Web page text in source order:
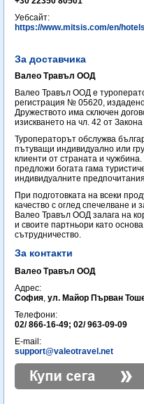
Уебсайт:
https://www.mitsis.com/en/
За доставчика
Валео Травъл ООД
Валео Травъл ООД е
регистрация № 05620,
Дружеството има сключен
изискването на чл. 42 от
Туроператорът обслужва
пътуващи индивидуално или
клиенти от страната и
предложи богата гама
индивидуалните
При подготовката на всеки
качество с оглед спечелване и
Валео Травъл ООД залага на
и своите партньори като
сътрудничество.
За контакти
Валео Травъл ООД
Адрес:
София, ул. Майор Първан
Телефони:
02/ 866-16-49; 02/ 963-09-09
E-mail:
support@valeotravel.net